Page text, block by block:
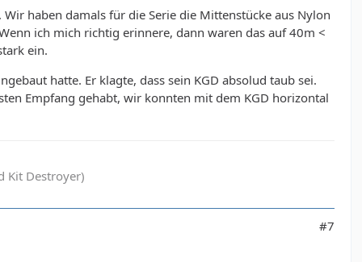
haben damals für die Serie die Mittenstücke aus Nylon
ich mich richtig erinnere, dann waren das auf 40m <
ein.
hatte. Er klagte, dass sein KGD absolud taub sei.
Empfang gehabt, wir konnten mit dem KGD horizontal
Kit Destroyer)
#7